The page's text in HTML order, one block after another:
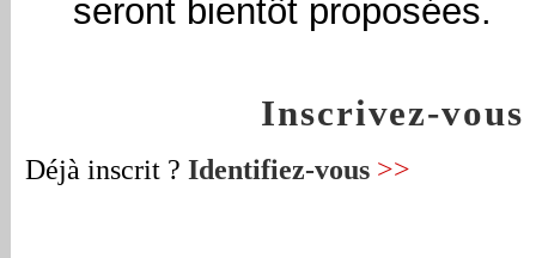
seront bientôt proposées.
Inscrivez-vous
Déjà inscrit ? Identifiez-vous >>